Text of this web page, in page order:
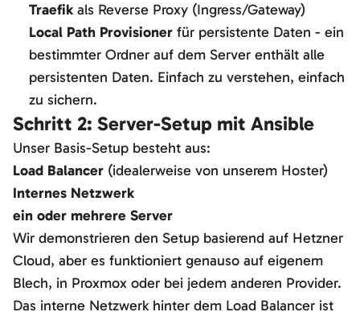
Traefik als Reverse Proxy (Ingress/Gateway)
Local Path Provisioner für persistente Daten - ein
bestimmter Ordner auf dem Server enthält alle
persistenten Daten. Einfach zu verstehen, einfach
zu sichern.
Schritt 2: Server-Setup mit Ansible
Unser Basis-Setup besteht aus:
Load Balancer (idealerweise von unserem Hoster)
Internes Netzwerk
ein oder mehrere Server
Wir demonstrieren den Setup basierend auf Hetzner
Cloud, aber es funktioniert genauso auf eigenem
Blech, in Proxmox oder bei jedem anderen Provider.
Das interne Netzwerk hinter dem Load Balancer ist